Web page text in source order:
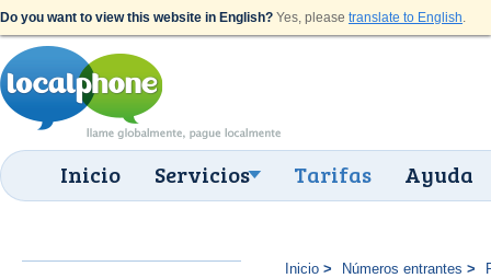
Do you want to view this website in English? Yes, please translate to English.
Inicio Servicios Tarifas Ayuda
Inicio Números entrantes